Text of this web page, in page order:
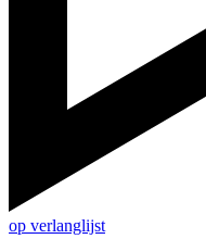
op verlanglijst